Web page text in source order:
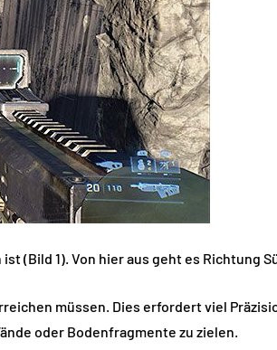
(Bild 1). Von hier aus geht es Richtung
müssen. Dies erfordert viel
oder Bodenfragmente zu zielen.